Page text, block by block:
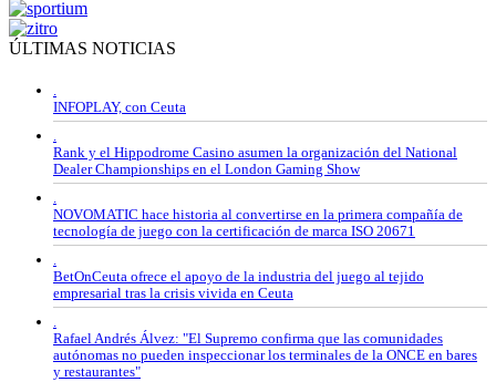
ÚLTIMAS NOTICIAS
.
INFOPLAY, con Ceuta
.
Rank y el Hippodrome Casino asumen la organización del National
Dealer Championships en el London Gaming Show
.
NOVOMATIC hace historia al convertirse en la primera compañía de
tecnología de juego con la certificación de marca ISO 20671
.
BetOnCeuta ofrece el apoyo de la industria del juego al tejido
empresarial tras la crisis vivida en Ceuta
.
Rafael Andrés Álvez: "El Supremo confirma que las comunidades
autónomas no pueden inspeccionar los terminales de la ONCE en bares
y restaurantes"